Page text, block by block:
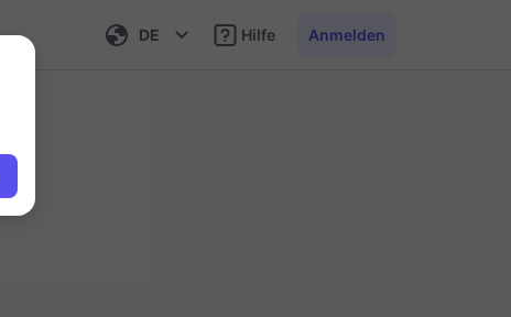
DE Hilfe Anmelden